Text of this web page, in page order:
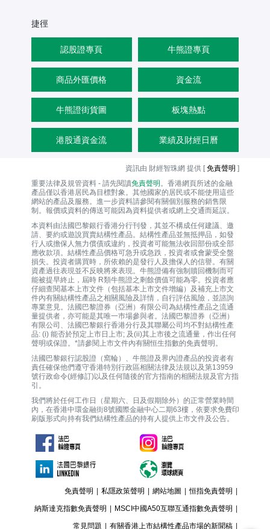
捷徑
認股證專頁 牛熊證專頁
商品外匯價格 資金流
牛熊證街貨圖 板塊熱點
港股通資金流 業績及財經日曆
資訊由 財經智珠網 提供 [免責聲明 ]
重要法律及規管資料 - 請先閱讀免責聲明 。香港網頁所述的金融
產品僅以香港居民為目標對象。其他國家的居民或不能使用這些
網站的產品及服務。進一步資料請參閱有關個別服務的銷售限
制。報價或資料的傳送可能因為資料提供者或網上交通而延誤。
本資料由法國巴黎銀行香港分行刊發，其並不構成任何建議、邀
請、要約或遊說買賣結構性產品。結構性產品並無抵押品，如發
行人或擔保人無力償債或違約，投資者可能無法收回部份或全部
應收款項。結構性產品價格可急升或急跌，投資者或會蒙受全盤
損失。投資者購買時，所依賴的是發行人及擔保人的信譽。有關
資產過往表現並不反映將來表現。牛熊證備有強制贖回機制而可
能被提早終止，屆時 R類牛熊證之剩餘價值可能為零。投資者應
仔細查閱基本上市文件（包括基本上市文件增編）及補充上市文
件內有關結構性產品之相關風險及詳情，自行評估風險，並諮詢
專業意見。法國巴黎證券（亞洲）有限公司為結構性產品之流通
量提供者，亦可能是其唯一巿場參與者。法國巴黎證券（亞洲）
有限公司、法國巴黎銀行香港分行及其聯屬公司均不對結構性產
品: (i) 能否於預定上市日上市; 及(ii)其上市後之流通量，作出任何
聲明或保證。*請參閱上市文件內有關恒生指數的免責聲明。
法國巴黎銀行認股證（窩輪）、牛熊證及界內證產品的投資者有
責任確保他們遵守香港特別行政區相關法律及法規以及第13959
號行政命令(經修訂)以及任何隨後的官方指南的相關法規及官方指
引。
我們將於任何工作日（星期六、日及假期除外）的正常營業時間
內，在香港中環金融街8號國際金融中心二期63樓，依要求免費印
刷版形式向持有我們結構性產品的持有人提供上市文件及公告。
免責聲明 | 私隱政策聲明 | 網站地圖 | 恒指免責聲明 |
納斯達克指數免責聲明 | MSCI中國A50互聯互通指數免責聲明 |
常見問題 | 有關香港上市結構性產品市場的新聞稿 |